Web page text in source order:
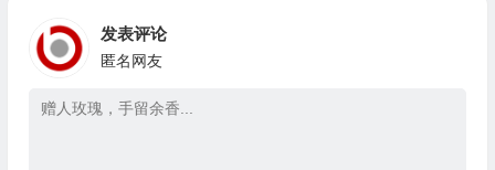
发表评论
匿名网友